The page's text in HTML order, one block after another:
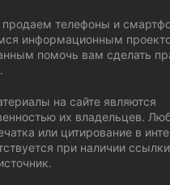
телефоны и
информационным
помочь вам сделать
на сайте являются
их владельцев.
или цитирование в
при наличии